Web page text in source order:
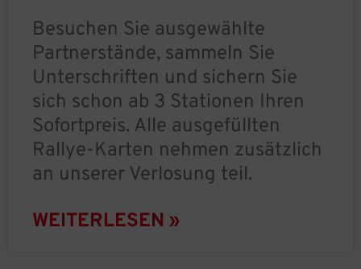
Besuchen Sie ausgewählte
Partnerstände, sammeln Sie
Unterschriften und sichern Sie
sich schon ab 3 Stationen Ihren
Sofortpreis. Alle ausgefüllten
Rallye-Karten nehmen zusätzlich
an unserer Verlosung teil.
WEITERLESEN »